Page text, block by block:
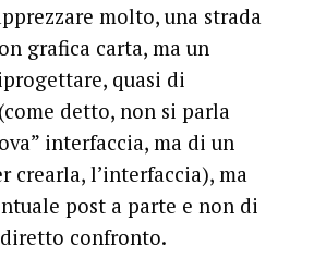
molto, una strada
grafica carta, ma un
quasi di
detto, non si parla
interfaccia, ma di un
crearla, l’interfaccia), ma
post a parte e non di
confronto.